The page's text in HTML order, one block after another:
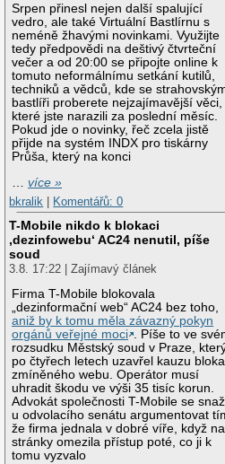
Srpen přinesl nejen další spalující
vedro, ale také Virtuální Bastlírnu s
neméně žhavými novinkami. Využijte
tedy předpovědi na deštivý čtvrteční
večer a od 20:00 se připojte online k
tomuto neformálnímu setkání kutilů,
techniků a vědců, kde se
bastlíři proberete nejzajímavější věci,
které jste narazili za poslední měsíc.
Pokud jde o novinky, řeč zcela jistě
přijde na systém INDX pro tiskárny
Průša, který na konci
…více »
bkralik
Komentářů: 0
T-Mobile nikdo k blokaci
‚dezinfowebu‘ AC24 nenutil, píše
soud
3.8. 17:22 | Zajímavý článek
Firma T-Mobile blokovala
„dezinformační web“ AC24 bez toho,
aniž by k tomu měla závazný pokyn
orgánů veřejné moci . Píše to ve
rozsudku Městský soud v Praze,
po čtyřech letech uzavřel kauzu
zmíněného webu. Operátor musí
uhradit škodu ve výši 35 tisíc korun.
Advokát společnosti T-Mobile se
u odvolacího senátu argumentovat
že firma jednala v dobré víře, když na
stránky omezila přístup poté, co ji k
tomu vyzvalo